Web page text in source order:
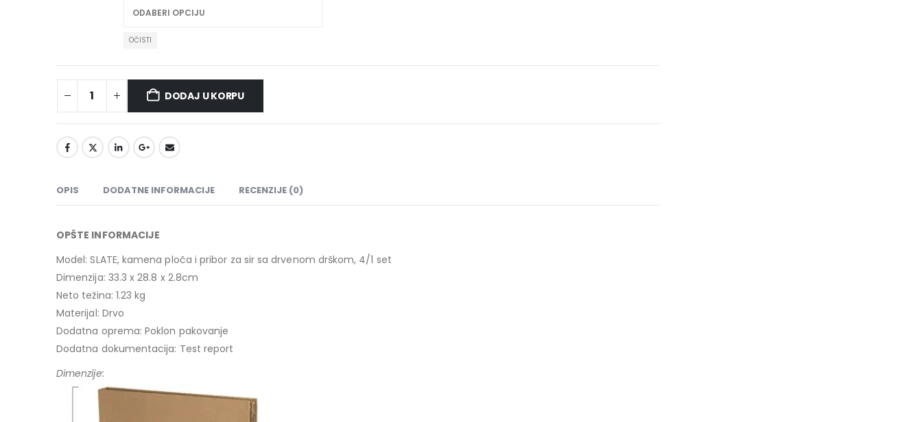
OČISTI
DODAJ U KORPU
OPIS DODATNE INFORMACIJE RECENZIJE (0)
OPŠTE INFORMACIJE
Model: SLATE, kamena ploča i pribor za sir sa drvenom drškom, 4/1 set
Dimenzija: 33.3 x 28.8 x 2.8cm
Neto težina: 1.23 kg
Materijal: Drvo
Dodatna oprema: Poklon pakovanje
Dodatna dokumentacija: Test report
Dimenzije: